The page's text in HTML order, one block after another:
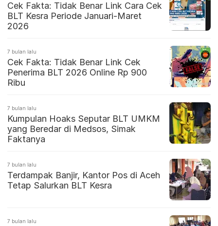
Cek Fakta: Tidak Benar Link Cara Cek
BLT Kesra Periode Januari-Maret
2026
7 bulan lalu
Cek Fakta: Tidak Benar Link Cek
Penerima BLT 2026 Online Rp 900
Ribu
7 bulan lalu
Kumpulan Hoaks Seputar BLT UMKM
yang Beredar di Medsos, Simak
Faktanya
7 bulan lalu
Terdampak Banjir, Kantor Pos di Aceh
Tetap Salurkan BLT Kesra
7 bulan lalu